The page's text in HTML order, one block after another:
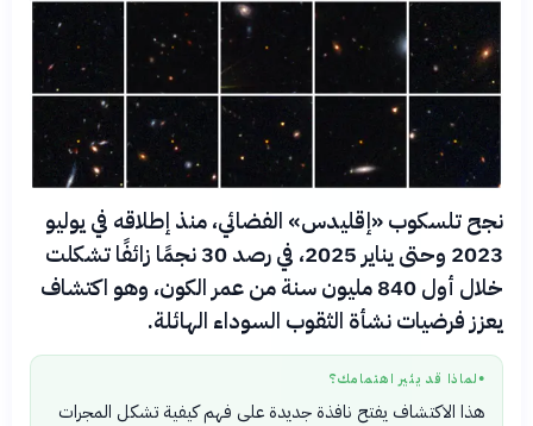
نجح تلسكوب «إقليدس» الفضائي، منذ إطلاقه في يوليو
2023 وحتى يناير 2025، في رصد 30 نجمًا زائفًا تشكلت
خلال أول 840 مليون سنة من عمر الكون، وهو اكتشاف
يعزز فرضيات نشأة الثقوب السوداء الهائلة.
● لماذا قد يثير اهتمامك؟
هذا الاكتشاف يفتح نافذة جديدة على فهم كيفية تشكل المجرات